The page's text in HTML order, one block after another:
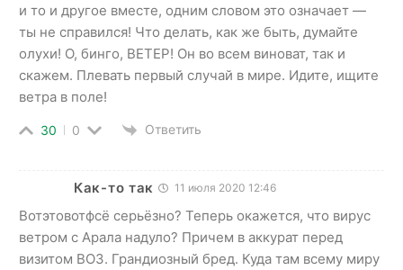
и то и другое вместе, одним словом это означает —
ты не справился! Что делать, как же быть, думайте
олухи! О, бинго, ВЕТЕР! Он во всем виноват, так и
скажем. Плевать первый случай в мире. Идите, ищите
ветра в поле!
30 0 Ответить
Как-то так 11 июля 2020 12:46
Вотэтовотфсё серьёзно? Теперь окажется, что вирус
ветром с Арала надуло? Причем в аккурат перед
визитом ВОЗ. Грандиозный бред. Куда там всему миру